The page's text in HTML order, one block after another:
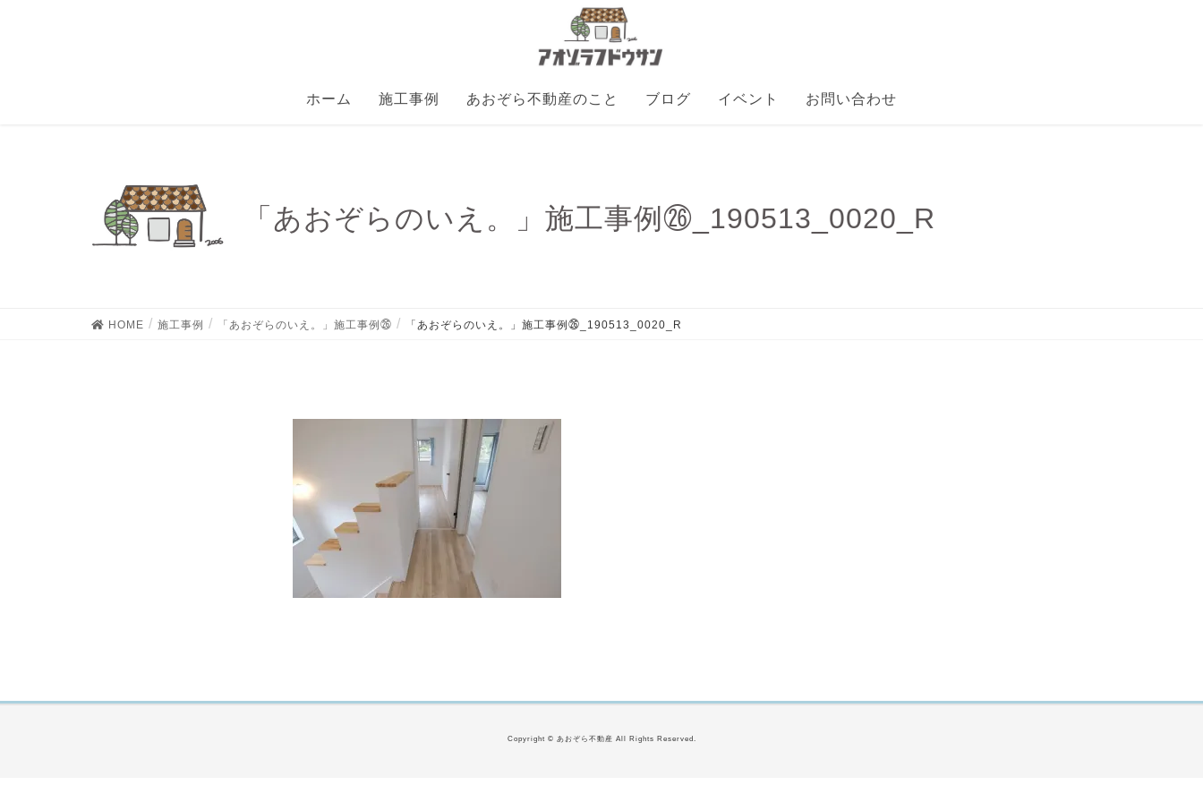
ホーム 施工事例 あおぞら不動産のこと ブログ イベント お問い合わせ
「あおぞらのいえ。」施工事例㉖_190513_0020_R
HOME 施工事例 「あおぞらのいえ。」施工事例㉖ 「あおぞらのいえ。」施工事例㉖_190513_0020_R
Copyright © あおぞら不動産 All Rights Reserved.